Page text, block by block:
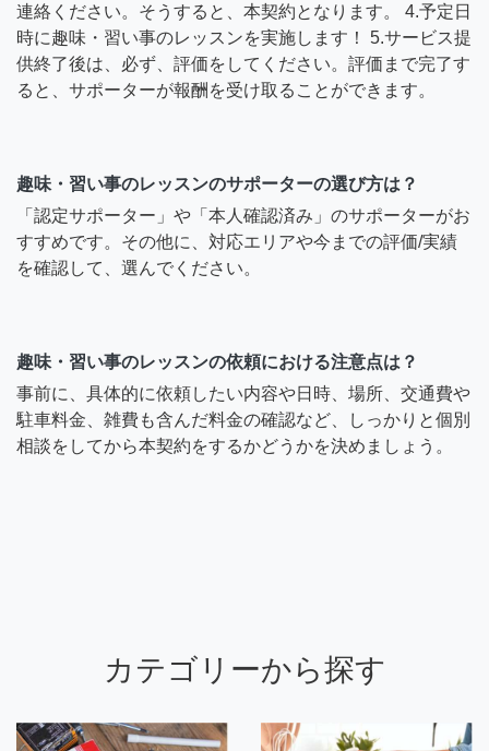
連絡ください。そうすると、本契約となります。 4.予定日
時に趣味・習い事のレッスンを実施します！ 5.サービス提
供終了後は、必ず、評価をしてください。評価まで完了す
ると、サポーターが報酬を受け取ることができます。
趣味・習い事のレッスンのサポーターの選び方は？
「認定サポーター」や「本人確認済み」のサポーターがお
すすめです。その他に、対応エリアや今までの評価/実績
を確認して、選んでください。
趣味・習い事のレッスンの依頼における注意点は？
事前に、具体的に依頼したい内容や日時、場所、交通費や
駐車料金、雑費も含んだ料金の確認など、しっかりと個別
相談をしてから本契約をするかどうかを決めましょう。
カテゴリーから探す